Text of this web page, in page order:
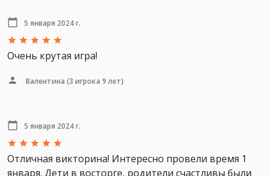
5 января 2024 г.
Очень крутая игра!
Валентина (3 игрока 9 лет)
5 января 2024 г.
Отличная викторина! Интересно провели время 1
января. Дети в восторге, родители счастливы были